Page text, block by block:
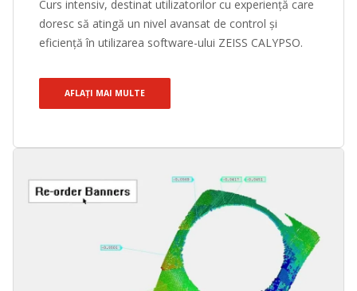
Curs intensiv, destinat utilizatorilor cu experiență care
doresc să atingă un nivel avansat de control și
eficiență în utilizarea software-ului ZEISS CALYPSO.
AFLAȚI MAI MULTE